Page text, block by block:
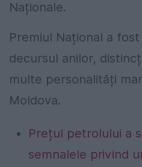
Naționale.
Premiul Național a
decursul anilor,
multe personalități
Moldova.
Prețul petrolului a
semnalele privind